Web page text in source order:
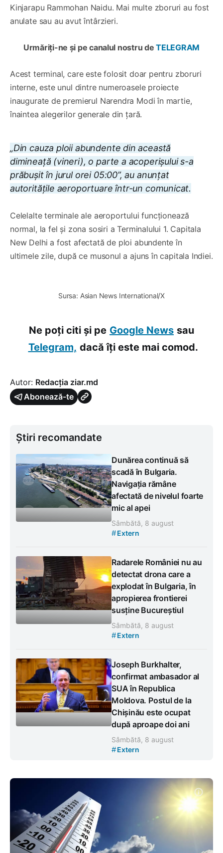
Kinjarapu Rammohan Naidu. Mai multe zboruri au fost
anulate sau au avut întârzieri.
Urmăriți-ne și pe canalul nostru de TELEGRAM
Acest terminal, care este folosit doar pentru zboruri
interne, este unul dintre numeroasele proiecte
inaugurate de premierul Narendra Modi în martie,
înaintea alegerilor generale din țară.
„Din cauza ploii abundente din această
dimineață (vineri), o parte a acoperișului s-a
prăbușit în jurul orei 05:00”, au anunțat
autoritățile aeroportuare într-un comunicat.
Celelalte terminale ale aeroportului funcționează
normal, la fel şi zona sosiri a Terminalului 1. Capitala
New Delhi a fost afectată de ploi abundente în
ultimele zile, după ce musonul a ajuns în capitala Indiei.
Sursa: Asian News International/X
Ne poți citi și pe Google News sau
Telegram, dacă îți este mai comod.
Autor: Redacția ziar.md
Abonează-te
Știri recomandate
Dunărea continuă să
scadă în Bulgaria.
Navigația rămâne
afectată de nivelul foarte
mic al apei
Sâmbătă, 8 august
#Extern
Radarele României nu au
detectat drona care a
explodat în Bulgaria, în
apropierea frontierei
susține Bucureștiul
Sâmbătă, 8 august
#Extern
Joseph Burkhalter,
confirmat ambasador al
SUA în Republica
Moldova. Postul de la
Chișinău este ocupat
după aproape doi ani
Sâmbătă, 8 august
#Extern